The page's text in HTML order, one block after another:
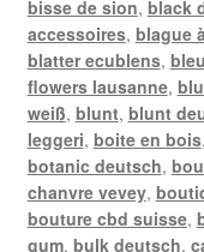
bisse de sion, black
accessoires, blague
blatter ecublens,
flowers lausanne,
weiß, blunt, blunt
leggeri, boite en bois,
botanic deutsch,
chanvre vevey,
bouture cbd suisse,
gum, bulk deutsch,